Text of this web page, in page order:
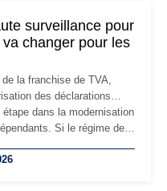
surveillance pour
changer pour les
la franchise de TVA,
des déclarations…
étape dans la modernisation
Si le régime de
à un environnement